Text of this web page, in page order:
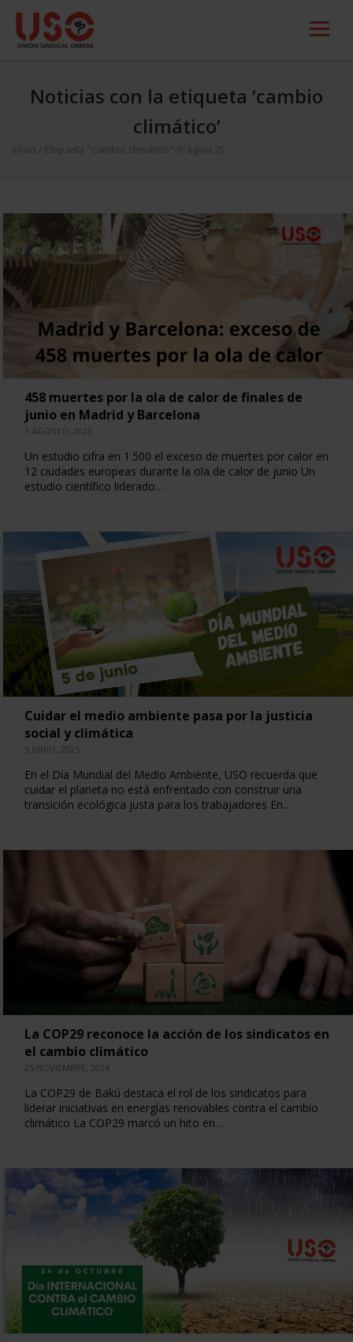
Noticias con la etiqueta ‘cambio
climático’
Inicio Etiqueta "cambio climático" (Página 2)
458 muertes por la ola de calor de finales de
junio en Madrid y Barcelona
1 AGOSTO, 2025
Un estudio cifra en 1.500 el exceso de muertes por calor en
12 ciudades europeas durante la ola de calor de junio Un
estudio científico liderado…
Cuidar el medio ambiente pasa por la justicia
social y climática
5 JUNIO, 2025
En el Día Mundial del Medio Ambiente, USO recuerda que
cuidar el planeta no está enfrentado con construir una
transición ecológica justa para los trabajadores En…
La COP29 reconoce la acción de los sindicatos en
el cambio climático
25 NOVIEMBRE, 2024
La COP29 de Bakú destaca el rol de los sindicatos para
liderar iniciativas en energías renovables contra el cambio
climático La COP29 marcó un hito en…